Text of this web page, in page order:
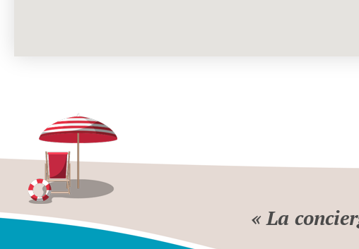
« La